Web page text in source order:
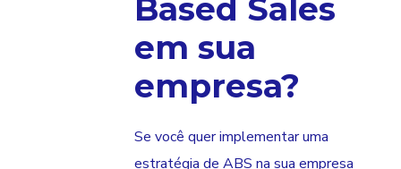
Based Sales
em sua
empresa?
Se você quer implementar uma
estratégia de ABS na sua empresa